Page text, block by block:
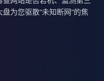
为您驱散“未知断网”的焦